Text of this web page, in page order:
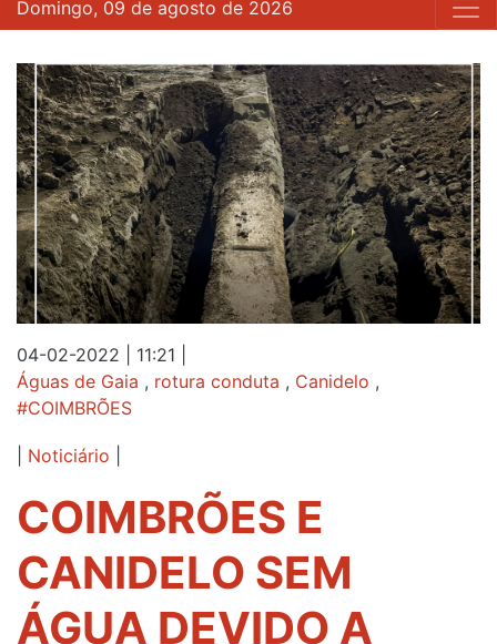
Domingo, 09 de agosto de 2026
04-02-2022 | 11:21
Águas de Gaia , rotura conduta , Canidelo ,
#COIMBRÕES
Noticiário
COIMBRÕES E
CANIDELO SEM
ÁGUA DEVIDO A